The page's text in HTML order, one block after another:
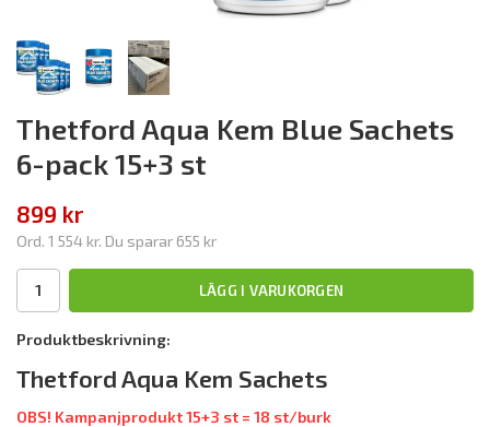
Thetford Aqua Kem Blue Sachets
6-pack 15+3 st
899 kr
Ord. 1 554 kr. Du sparar 655 kr
LÄGG I VARUKORGEN
Produktbeskrivning:
Thetford Aqua Kem Sachets
OBS! Kampanjprodukt 15+3 st = 18 st/burk